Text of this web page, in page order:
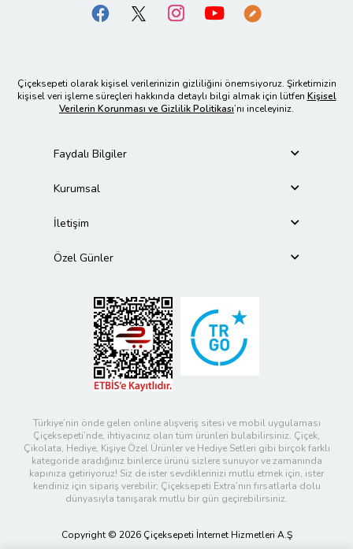
Çiçeksepeti olarak kişisel verilerinizin gizliliğini önemsiyoruz. Şirketimizin
kişisel veri işleme süreçleri hakkında detaylı bilgi almak için lütfen Kişisel
Verilerin Korunması ve Gizlilik Politikası’nı inceleyiniz.
Faydalı Bilgiler
Kurumsal
İletişim
Özel Günler
Türkiye’nin önde gelen online alışveriş sitesi ve mobil uygulaması
Çiçeksepeti’nde, ihtiyacınız olan tüm ürünleri bulabilirsiniz. Çiçek,
Çikolata, Hediye, Kişiye Özel Ürünler ve Hediye Setleri gibi birçok farklı
kategoride aradığınız binlerce ürünü sizlere sunuyor ve zamanında
kapınıza getiriyoruz! Siz de ister sevdiklerinizi mutlu etmek için, ister
kendiniz için sipariş verebilir; Çiçeksepeti Extra’nın fırsatlarla dolu
dünyasıyla tanışarak mutlu bir gün geçirebilirsiniz.
Copyright © 2026 Çiçeksepeti İnternet Hizmetleri A.Ş